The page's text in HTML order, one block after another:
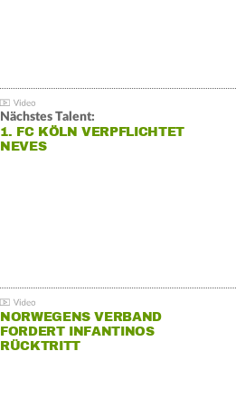
Nächstes Talent:
1. FC KÖLN VERPFLICHTET
NEVES
NORWEGENS VERBAND
FORDERT INFANTINOS
RÜCKTRITT